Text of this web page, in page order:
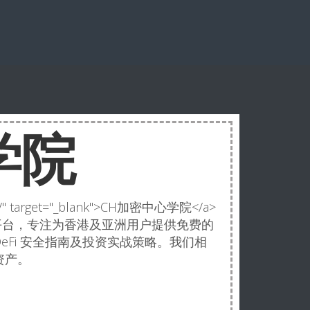
院
加密中心学院</a>
，专注为香港及亚洲用户提供免费的
安全指南及投资实战策略。我们相
。